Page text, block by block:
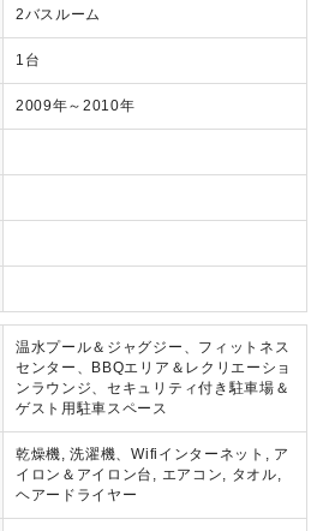
2バスルーム
1台
2009年～2010年
温水プール＆ジャグジー、フィットネス
センター、BBQエリア＆レクリエーショ
ンラウンジ、セキュリティ付き駐車場＆
ゲスト用駐車スペース
乾燥機, 洗濯機、Wifiインターネット, ア
イロン＆アイロン台, エアコン, タオル,
ヘアードライヤー